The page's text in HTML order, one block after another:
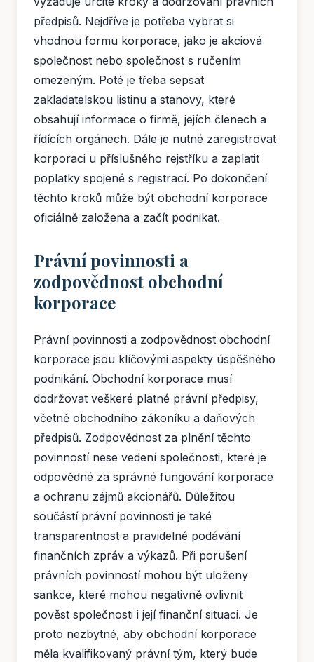
předpisů. Nejdříve je potřeba vybrat si
vhodnou formu korporace, jako je akciová
společnost nebo společnost s ručením
omezeným. Poté je třeba sepsat
zakladatelskou listinu a stanovy, které
obsahují informace o firmě, jejích členech a
řídících orgánech. Dále je nutné zaregistrovat
korporaci u příslušného rejstříku a zaplatit
poplatky spojené s registrací. Po dokončení
těchto kroků může být obchodní korporace
oficiálně založena a začít podnikat.
Právní povinnosti a
zodpovědnost obchodní
korporace
Právní povinnosti a zodpovědnost obchodní
korporace jsou klíčovými aspekty úspěšného
podnikání. Obchodní korporace musí
dodržovat veškeré platné právní předpisy,
včetně obchodního zákoníku a daňových
předpisů. Zodpovědnost za plnění těchto
povinností nese vedení společnosti, které je
odpovědné za správné fungování korporace
a ochranu zájmů akcionářů. Důležitou
součástí právní povinnosti je také
transparentnost a pravidelné podávání
finančních zpráv a výkazů. Při porušení
právních povinností mohou být uloženy
sankce, které mohou negativně ovlivnit
pověst společnosti i její finanční situaci. Je
proto nezbytné, aby obchodní korporace
měla kvalifikovaný právní tým, který bude